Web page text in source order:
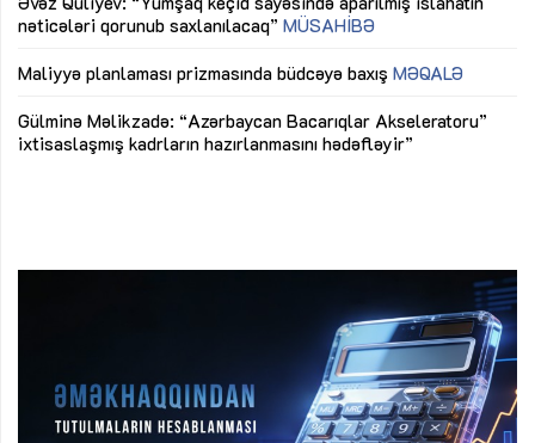
nəticələri qorunub saxlanılacaq” MÜSAHİBƏ
Maliyyə planlaması prizmasında büdcəyə baxış MƏQALƏ
Gülminə Məlikzadə: “Azərbaycan Bacarıqlar Akseleratoru”
ixtisaslaşmış kadrların hazırlanmasını hədəfləyir”